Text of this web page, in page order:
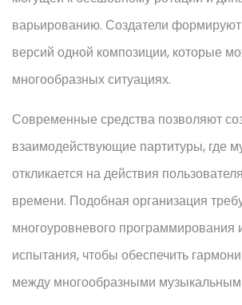
варьированию. Создатели
версий одной композиции, которые
многообразных ситуациях.
Современные средства позволяют
взаимодействующие партитуры, где
откликается на действия
времени. Подобная организация
многоуровневого программирования
испытания, чтобы обеспечить
между многообразными